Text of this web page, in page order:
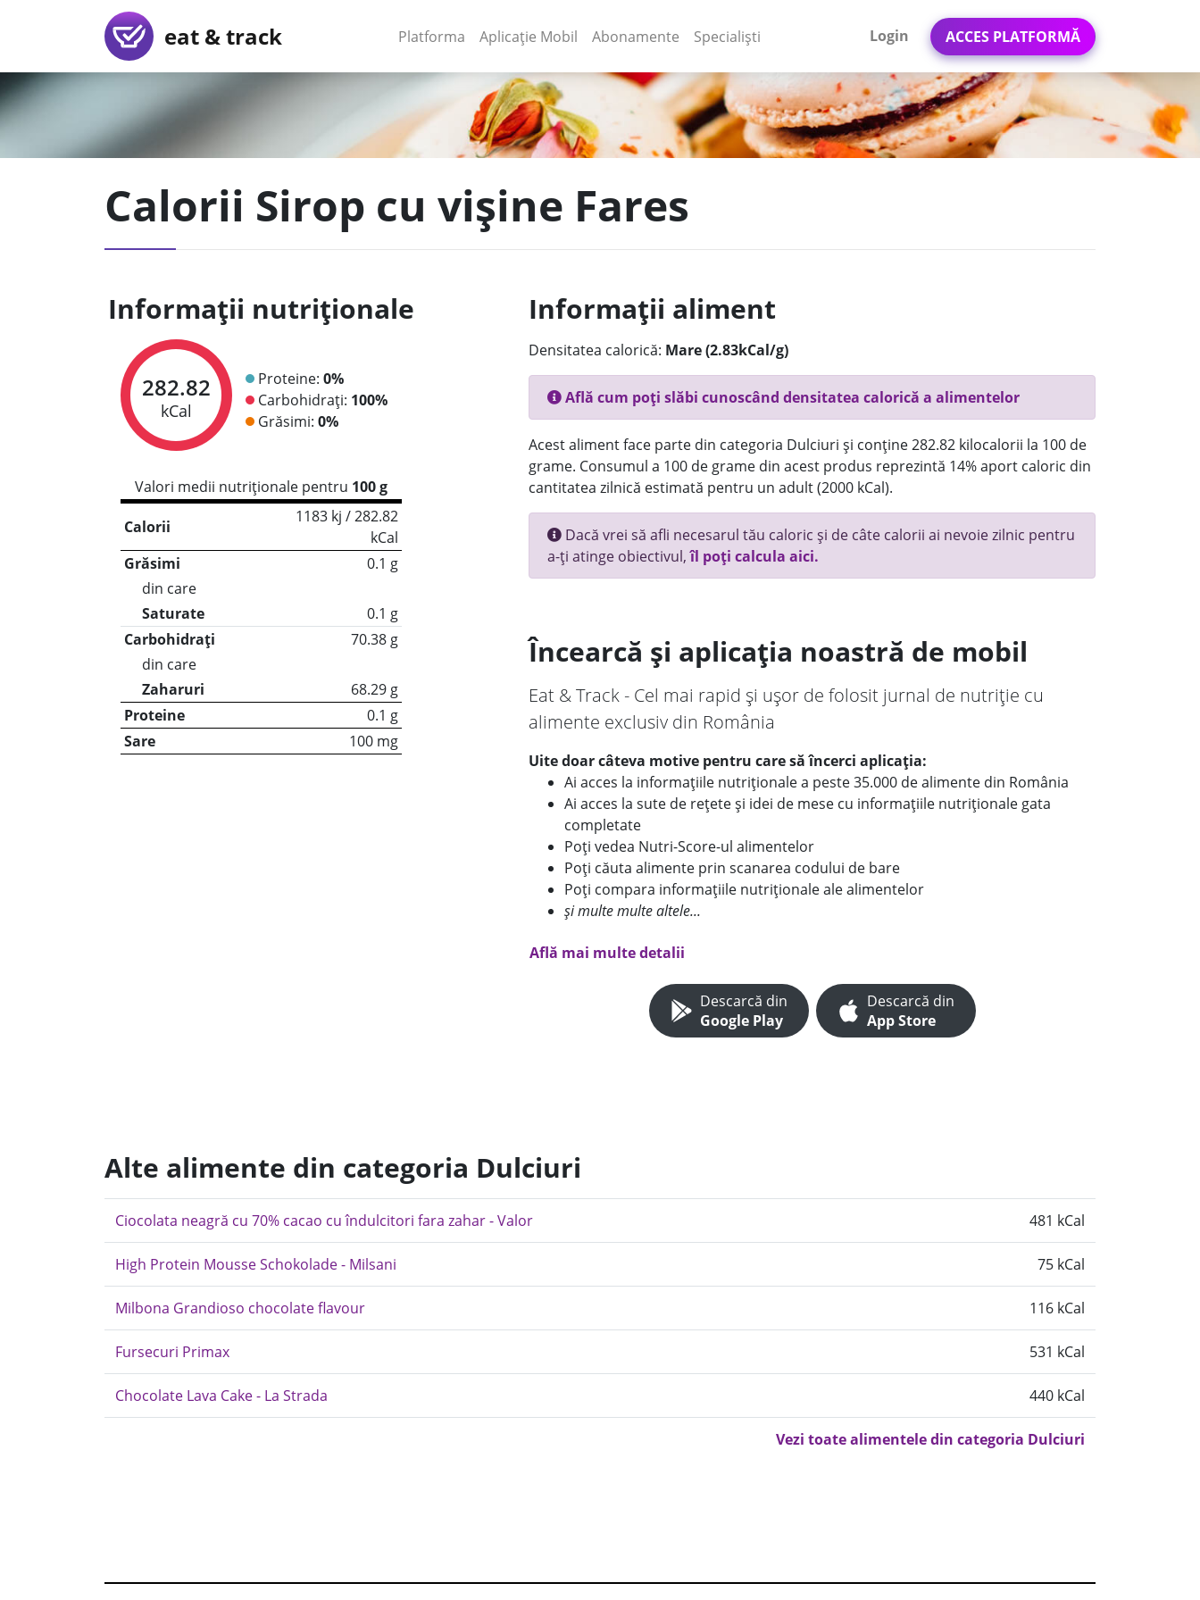
eat & track Platforma (current)
Aplicație Mobil (current)
Abonamente Specialiști Login ACCES PLATFORMĂ
Calorii Sirop cu vișine Fares
Informații nutriționale
282.82
kCal
Proteine: 0%
Carbohidrați: 100%
Grăsimi: 0%
Valori medii nutriționale pentru 100 g
Calorii
1183 kj / 282.82
kCal
Grăsimi
0.1 g
din care
Saturate
0.1 g
Carbohidrați
70.38 g
din care
Zaharuri
68.29 g
Proteine
0.1 g
Sare
100 mg
Informații aliment
Densitatea calorică: Mare (2.83kCal/g)
Află cum poți slăbi cunoscând densitatea calorică a alimentelor
Acest aliment face parte din categoria Dulciuri și conține 282.82 kilocalorii la 100 de
grame. Consumul a 100 de grame din acest produs reprezintă 14% aport caloric din
cantitatea zilnică estimată pentru un adult (2000 kCal).
Dacă vrei să afli necesarul tău caloric și de câte calorii ai nevoie zilnic pentru
a-ți atinge obiectivul,îl poți calcula aici.
Încearcă și aplicația noastră de mobil
Eat & Track - Cel mai rapid și ușor de folosit jurnal de nutriție cu
alimente exclusiv din România
Uite doar câteva motive pentru care să încerci aplicația:
Ai acces la informațiile nutriționale a peste 35.000 de alimente din România
Ai acces la sute de rețete și idei de mese cu informațiile nutriționale gata
completate
Poți vedea Nutri-Score-ul alimentelor
Poți căuta alimente prin scanarea codului de bare
Poți compara informațiile nutriționale ale alimentelor
și multe multe altele...
Află mai multe detalii
Descarcă din
Google Play
Descarcă din
App Store
Alte alimente din categoria Dulciuri
Ciocolata neagră cu 70% cacao cu îndulcitori fara zahar - Valor 481 kCal
High Protein Mousse Schokolade - Milsani 75 kCal
Milbona Grandioso chocolate flavour 116 kCal
Fursecuri Primax 531 kCal
Chocolate Lava Cake - La Strada 440 kCal
Vezi toate alimentele din categoria Dulciuri